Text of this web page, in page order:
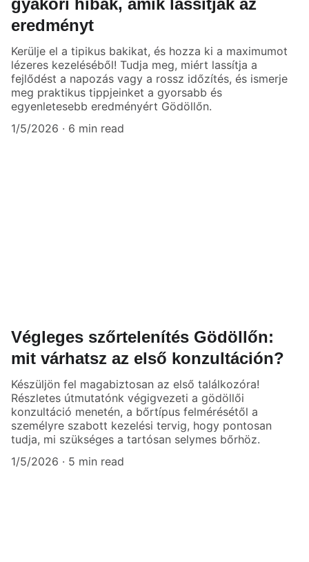
eredményt
Kerülje el a tipikus bakikat, és hozza ki a maximumot
lézeres kezeléséből! Tudja meg, miért lassítja a
fejlődést a napozás vagy a rossz időzítés, és ismerje
meg praktikus tippjeinket a gyorsabb és
egyenletesebb eredményért Gödöllőn.
1/5/2026
6 min read
Végleges szőrtelenítés Gödöllőn:
mit várhatsz az első konzultáción?
Készüljön fel magabiztosan az első találkozóra!
Részletes útmutatónk végigvezeti a gödöllői
konzultáció menetén, a bőrtípus felmérésétől a
személyre szabott kezelési tervig, hogy pontosan
tudja, mi szükséges a tartósan selymes bőrhöz.
1/5/2026
5 min read